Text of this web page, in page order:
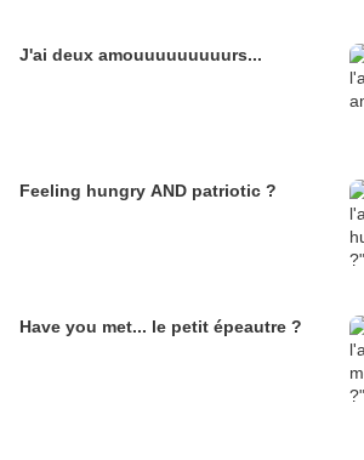
J'ai deux amouuuuuuuuurs...
Feeling hungry AND patriotic ?
Have you met... le petit épeautre ?